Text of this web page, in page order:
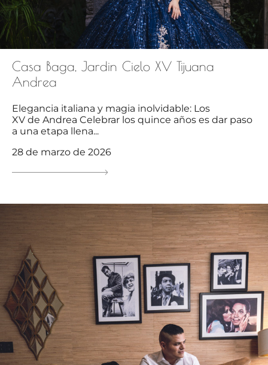
Casa Baga, Jardin Cielo XV Tijuana
Andrea
Elegancia italiana y magia inolvidable: Los
XV de Andrea Celebrar los quince años es dar paso
a una etapa llena...
28 de marzo de 2026